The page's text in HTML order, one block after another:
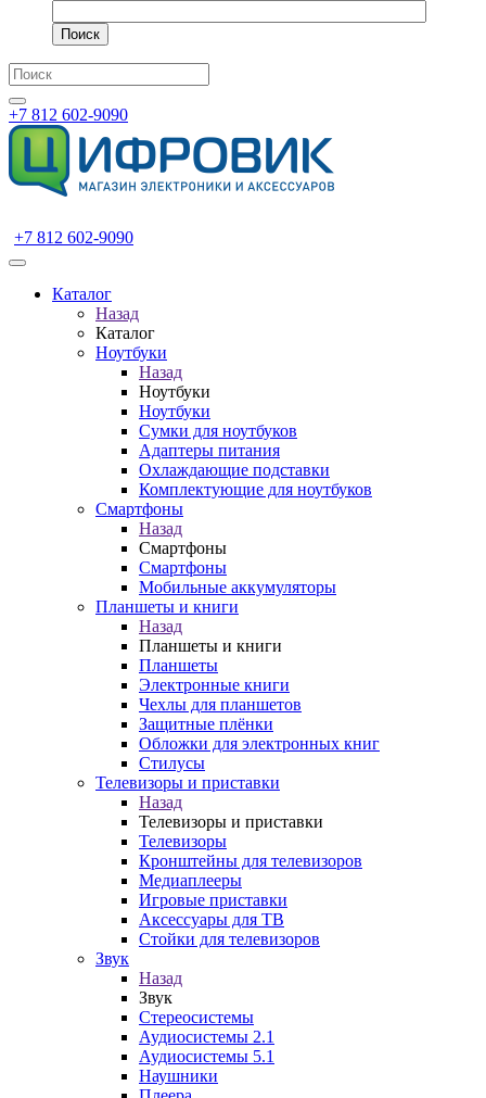
Поиск
+7 812 602-9090
+7 812 602-9090
Каталог
Назад
Каталог
Ноутбуки
Назад
Ноутбуки
Ноутбуки
Сумки для ноутбуков
Адаптеры питания
Охлаждающие подставки
Комплектующие для ноутбуков
Смартфоны
Назад
Смартфоны
Смартфоны
Мобильные аккумуляторы
Планшеты и книги
Назад
Планшеты и книги
Планшеты
Электронные книги
Чехлы для планшетов
Защитные плёнки
Обложки для электронных книг
Стилусы
Телевизоры и приставки
Назад
Телевизоры и приставки
Телевизоры
Кронштейны для телевизоров
Медиаплееры
Игровые приставки
Аксессуары для ТВ
Стойки для телевизоров
Звук
Назад
Звук
Стереосистемы
Аудиосистемы 2.1
Аудиосистемы 5.1
Наушники